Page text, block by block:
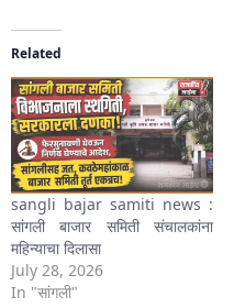
Related
sangli bajar samiti news :
सांगली बाजार समिती संचालकांना
महिन्याचा दिलासा
July 28, 2026
In "सांगली"